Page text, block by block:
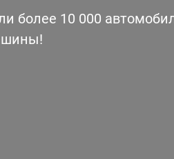
10 000